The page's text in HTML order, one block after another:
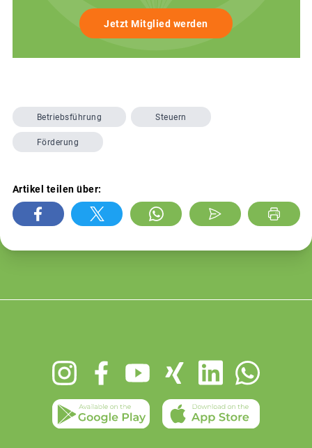
Jetzt Mitglied werden
Betriebsführung Steuern
Förderung
Artikel teilen über: